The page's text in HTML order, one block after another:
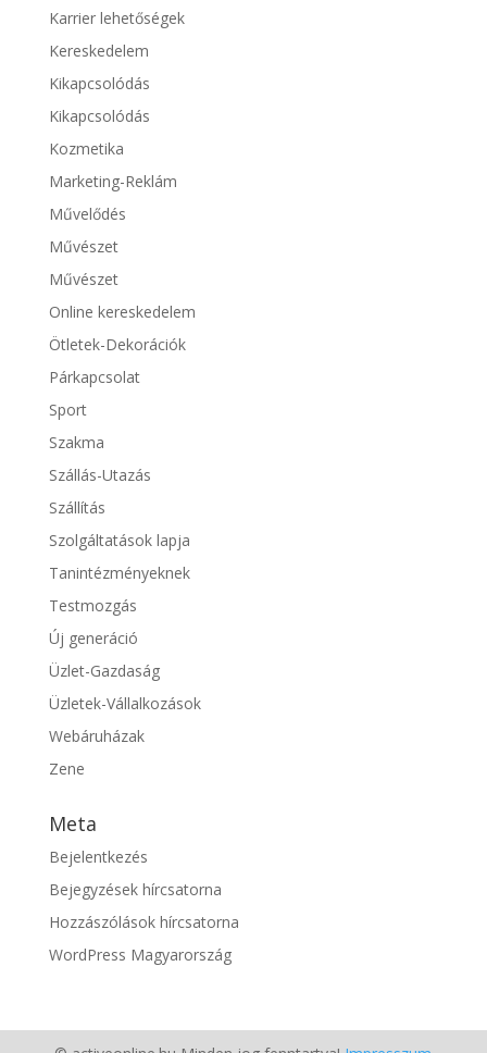
Karrier lehetőségek
Kereskedelem
Kikapcsolódás
Kikapcsolódás
Kozmetika
Marketing-Reklám
Művelődés
Művészet
Művészet
Online kereskedelem
Ötletek-Dekorációk
Párkapcsolat
Sport
Szakma
Szállás-Utazás
Szállítás
Szolgáltatások lapja
Tanintézményeknek
Testmozgás
Új generáció
Üzlet-Gazdaság
Üzletek-Vállalkozások
Webáruházak
Zene
Meta
Bejelentkezés
Bejegyzések hírcsatorna
Hozzászólások hírcsatorna
WordPress Magyarország